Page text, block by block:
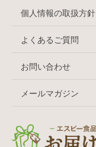
個人情報の取扱方針
よくあるご質問
お問い合わせ
メールマガジン